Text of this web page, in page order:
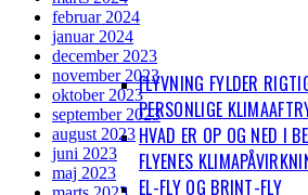
FLYVNING FYLDER
PERSONLIGE
HVAD ER OP OG NED I
FLYENES
EL-FLY OG BRINT-FLY
februar 2024
januar 2024
december 2023
november 2023
oktober 2023
september 2023
august 2023
juni 2023
maj 2023